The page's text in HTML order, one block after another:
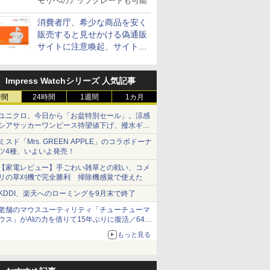
消費者庁、希少な商品を安く
販売すると見せかける偽通販
サイトに注意喚起、サイト名
Impress Watchシリーズ 人気記事
24時間 1週間 1カ月
ニクロ、今日から「お盆特別セール」。涼感
アサッカーワンピース待望値下げ、撥水ギア
ョーツは1990円に
スド「Mrs. GREEN APPLE」のコラボドーナ
4種、いよいよ発売！
家電レビュー】手ごわい雑草との戦い、コメ
の草刈機で完全勝利 掃除機感覚で使えた
、楽天へのローミングを9月末で終了
舗のマウスユーティリティ「チューチューマ
ス」がAIの力を借りて15年ぶりに復活／64bit
、Windows 10/11、「Chrome」も走り回
。復活記念で2026年末まで500円
もっと見る